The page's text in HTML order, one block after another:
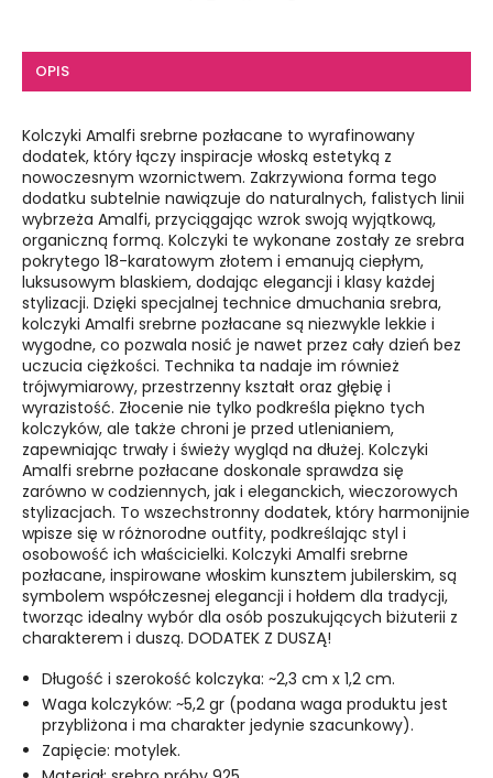
OPIS
Kolczyki Amalfi srebrne pozłacane to wyrafinowany
dodatek, który łączy inspiracje włoską estetyką z
nowoczesnym wzornictwem. Zakrzywiona forma tego
dodatku subtelnie nawiązuje do naturalnych, falistych linii
wybrzeża Amalfi, przyciągając wzrok swoją wyjątkową,
organiczną formą. Kolczyki te wykonane zostały ze srebra
pokrytego 18-karatowym złotem i emanują ciepłym,
luksusowym blaskiem, dodając elegancji i klasy każdej
stylizacji. Dzięki specjalnej technice dmuchania srebra,
kolczyki Amalfi srebrne pozłacane są niezwykle lekkie i
wygodne, co pozwala nosić je nawet przez cały dzień bez
uczucia ciężkości. Technika ta nadaje im również
trójwymiarowy, przestrzenny kształt oraz głębię i
wyrazistość. Złocenie nie tylko podkreśla piękno tych
kolczyków, ale także chroni je przed utlenianiem,
zapewniając trwały i świeży wygląd na dłużej. Kolczyki
Amalfi srebrne pozłacane doskonale sprawdza się
zarówno w codziennych, jak i eleganckich, wieczorowych
stylizacjach. To wszechstronny dodatek, który harmonijnie
wpisze się w różnorodne outfity, podkreślając styl i
osobowość ich właścicielki. Kolczyki Amalfi srebrne
pozłacane, inspirowane włoskim kunsztem jubilerskim, są
symbolem współczesnej elegancji i hołdem dla tradycji,
tworząc idealny wybór dla osób poszukujących biżuterii z
charakterem i duszą. DODATEK Z DUSZĄ!
Długość i szerokość kolczyka: ~2,3 cm x 1,2 cm.
Waga kolczyków: ~5,2 gr (podana waga produktu jest
przybliżona i ma charakter jedynie szacunkowy).
Zapięcie: motylek.